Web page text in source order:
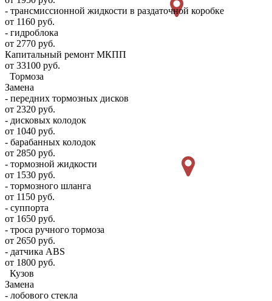
- трансмиссионной жидкости в раздаточной коробке
от 1160 руб.
- гидроблока
от 2770 руб.
Капитальный ремонт МКПП
от 33100 руб.
Тормоза
Замена
- передних тормозных дисков
от 2320 руб.
- дисковых колодок
от 1040 руб.
- барабанных колодок
от 2850 руб.
- тормозной жидкости
от 1530 руб.
- тормозного шланга
от 1150 руб.
- суппорта
от 1650 руб.
- троса ручного тормоза
от 2650 руб.
- датчика ABS
от 1800 руб.
Кузов
Замена
- лобового стекла